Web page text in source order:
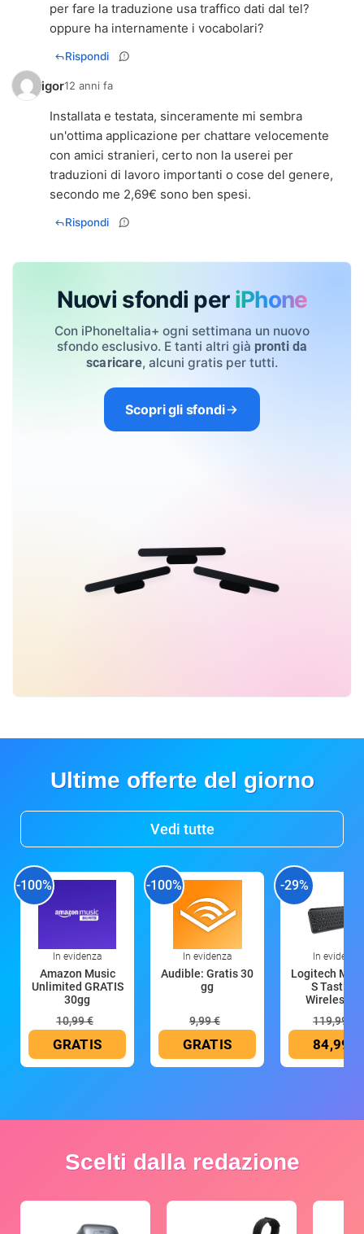
per fare la traduzione usa traffico dati dal tel?
oppure ha internamente i vocabolari?
Rispondi
igor12 anni fa
Installata e testata, sinceramente mi sembra
un'ottima applicazione per chattare velocemente
con amici stranieri, certo non la userei per
traduzioni di lavoro importanti o cose del genere,
secondo me 2,69€ sono ben spesi.
Rispondi
Nuovi sfondi per iPhone
Con iPhoneItalia+ ogni settimana un nuovo
sfondo esclusivo. E tanti altri già pronti da
scaricare, alcuni gratis per tutti.
Scopri gli sfondi
Ultime offerte del giorno
Vedi tutte
-100%
In evidenza
Amazon Music
Unlimited GRATIS
30gg
10,99 €
GRATIS
-100%
In evidenza
Audible: Gratis 30
gg
9,99 €
GRATIS
-29%
In evidenza
Logitech MX
S Tastiera
Wireless
119,99 €
84,99 €
Scelti dalla redazione